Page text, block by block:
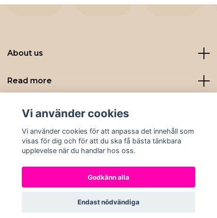
About us
Read more
Sociala medier
© 2026 Nybryggt
Vi använder cookies
Vi använder cookies för att anpassa det innehåll som
visas för dig och för att du ska få bästa tänkbara
upplevelse när du handlar hos oss.
Godkänn alla
Endast nödvändiga